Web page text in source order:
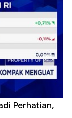
Perhatian,